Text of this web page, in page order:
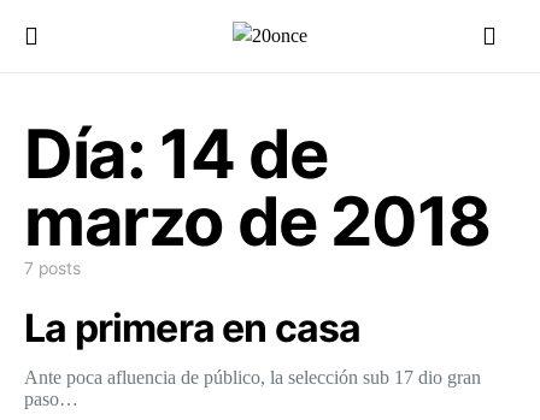
Día: 14 de
marzo de 2018
7 posts
La primera en casa
Ante poca afluencia de público, la selección sub 17 dio gran
paso…